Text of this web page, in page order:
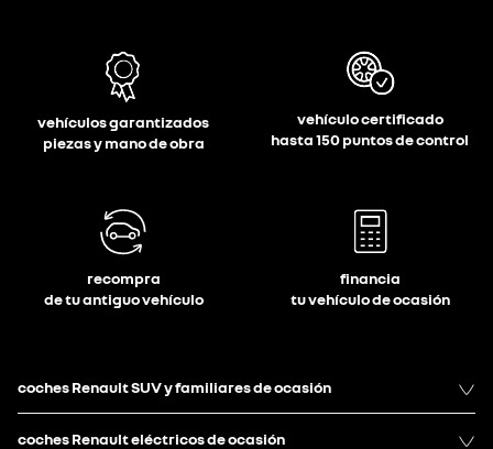
vehículos garantizados
piezas y mano de obra
vehículo certificado
hasta 150 puntos de control
recompra
de tu antiguo vehículo
financia
tu vehículo de ocasión
coches Renault SUV y familiares de ocasión
coches Renault eléctricos de ocasión